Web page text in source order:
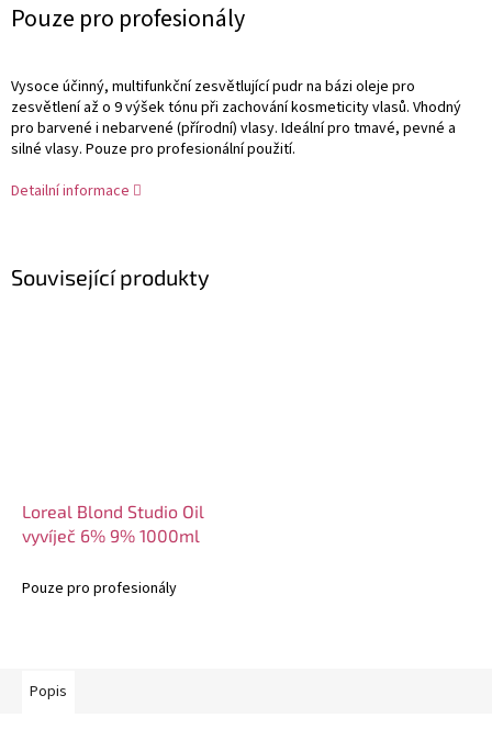
cena:
Pouze pro profesionály
Vysoce účinný, multifunkční zesvětlující pudr na bázi oleje pro
zesvětlení až o 9 výšek tónu při zachování kosmeticity vlasů. Vhodný
pro barvené i nebarvené (přírodní) vlasy. Ideální pro tmavé, pevné a
silné vlasy. Pouze pro profesionální použití.
Detailní informace
Související produkty
Loreal Blond Studio Oil
vyvíječ 6% 9% 1000ml
Pouze pro profesionály
Popis